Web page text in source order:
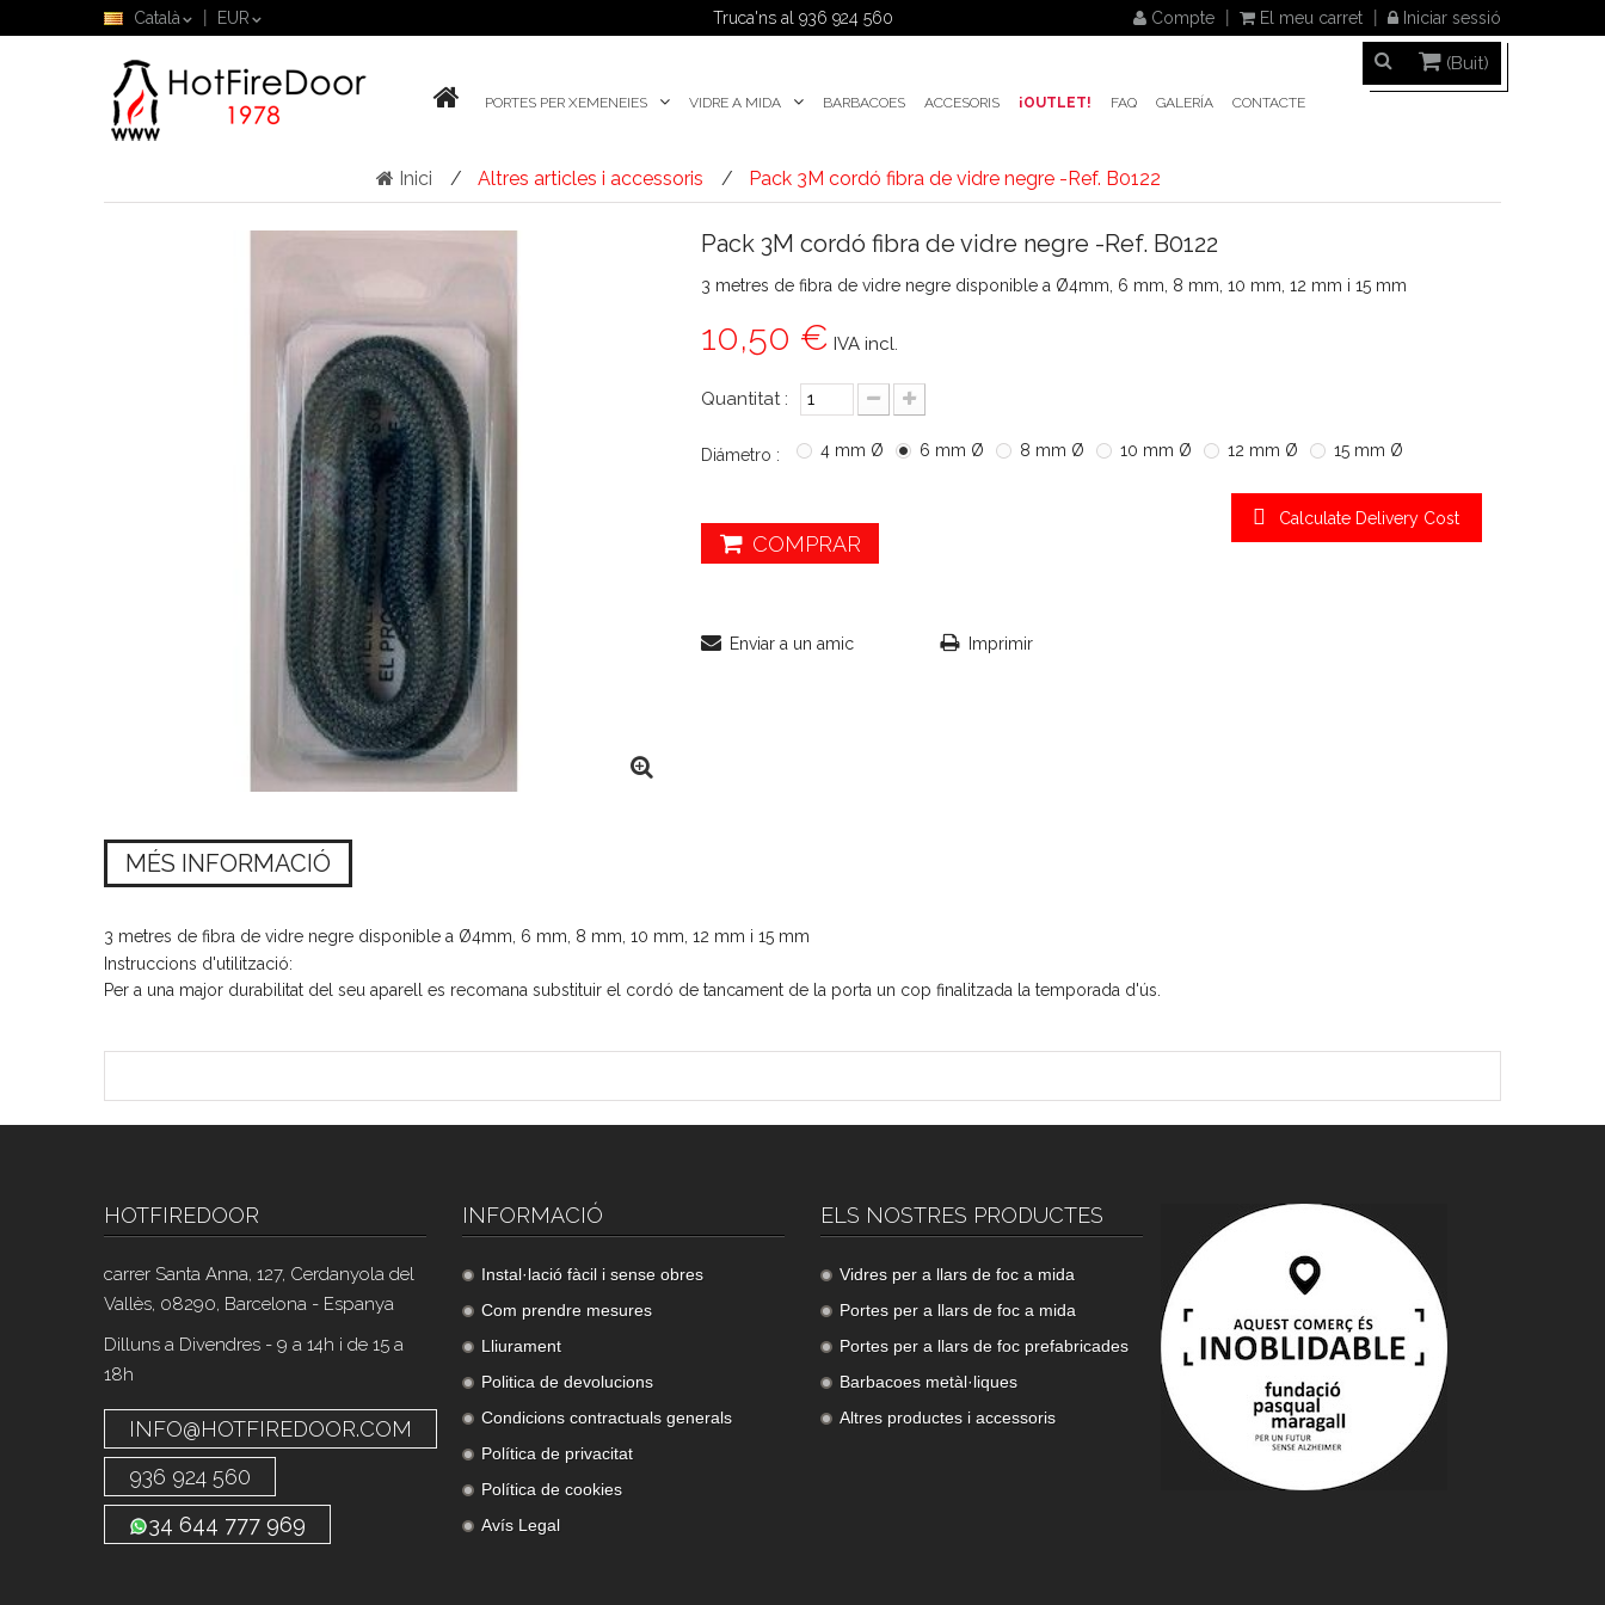
Compte El meu carret Iniciar sessió
Català EUR Truca'ns al 936 924 560
(Buit)
PORTES PER XEMENEIES VIDRE A MIDA BARBACOES ACCESORIS ¡OUTLET! FAQ GALERÍA CONTACTE
Inici Altres articles i accessoris Pack 3M cordó fibra de vidre negre -Ref. B0122
Pack 3M cordó fibra de vidre negre -Ref. B0122
3 metres de fibra de vidre negre disponible a Ø4mm, 6 mm, 8 mm, 10 mm, 12 mm i 15 mm
10,50 € IVA incl.
Quantitat :
Diámetro : 4 mm Ø 6 mm Ø 8 mm Ø 10 mm Ø 12 mm Ø 15 mm Ø
Calculate Delivery Cost
COMPRAR
Enviar a un amic Imprimir
MÉS INFORMACIÓ
3 metres de fibra de vidre negre disponible a Ø4mm, 6 mm, 8 mm, 10 mm, 12 mm i 15 mm
Instruccions d'utilització:
Per a una major durabilitat del seu aparell es recomana substituir el cordó de tancament de la porta un cop finalitzada la temporada d'ús.
HOTFIREDOOR
carrer Santa Anna, 127, Cerdanyola del
Vallès, 08290, Barcelona - Espanya
Dilluns a Divendres - 9 a 14h i de 15 a
18h
INFO@HOTFIREDOOR.COM
936 924 560
34 644 777 969
INFORMACIÓ
Instal·lació fàcil i sense obres
Com prendre mesures
Lliurament
Politica de devolucions
Condicions contractuals generals
Política de privacitat
Política de cookies
Avís Legal
ELS NOSTRES PRODUCTES
Vidres per a llars de foc a mida
Portes per a llars de foc a mida
Portes per a llars de foc prefabricades
Barbacoes metàl·liques
Altres productes i accessoris